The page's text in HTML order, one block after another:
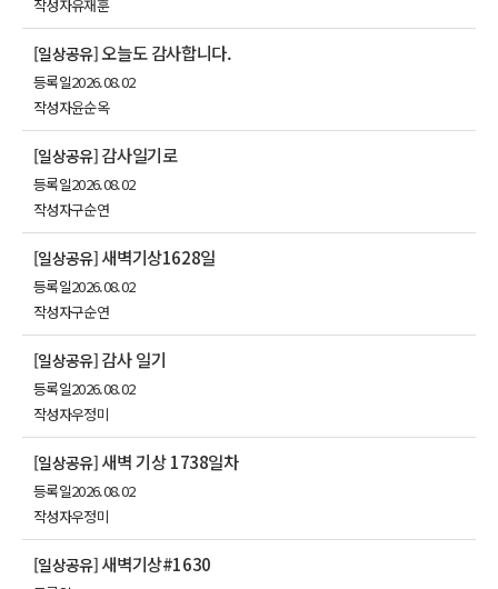
작성자유재훈
[일상공유]오늘도 감사합니다.
등록일2026.08.02
작성자윤순옥
[일상공유] 감사일기로
등록일2026.08.02
작성자구순연
[일상공유] 새벽기상1628일
등록일2026.08.02
작성자구순연
[일상공유] 감사 일기
등록일2026.08.02
작성자우정미
[일상공유] 새벽 기상 1738일차
등록일2026.08.02
작성자우정미
[일상공유] 새벽기상#1630